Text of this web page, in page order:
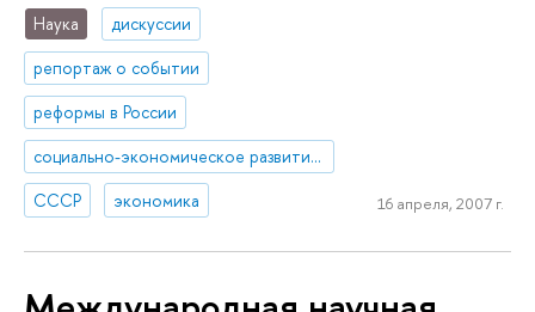
Наука
дискуссии
репортаж о событии
реформы в России
социально-экономическое развитие России
СССР
экономика 16 апреля, 2007 г.